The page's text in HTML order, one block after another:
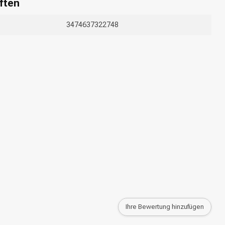
3474637322748
Ihre Bewertung hinzufügen